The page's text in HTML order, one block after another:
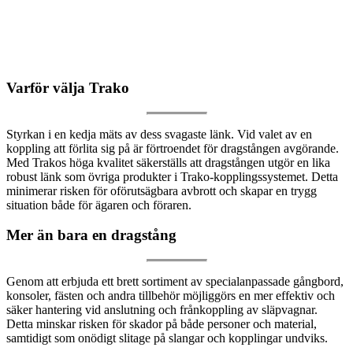
Varför välja Trako
Styrkan i en kedja mäts av dess svagaste länk. Vid valet av en
koppling att förlita sig på är förtroendet för dragstången avgörande.
Med Trakos höga kvalitet säkerställs att dragstången utgör en lika
robust länk som övriga produkter i Trako-kopplingssystemet. Detta
minimerar risken för oförutsägbara avbrott och skapar en trygg
situation både för ägaren och föraren.
Mer än bara en dragstång
Genom att erbjuda ett brett sortiment av specialanpassade gångbord,
konsoler, fästen och andra tillbehör möjliggörs en mer effektiv och
säker hantering vid anslutning och frånkoppling av släpvagnar.
Detta minskar risken för skador på både personer och material,
samtidigt som onödigt slitage på slangar och kopplingar undviks.